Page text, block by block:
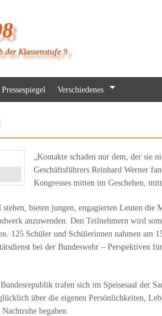
der Klassenstufe 9
Pressespiegel Verschiedenes
„Kontakte schaden nur dem, der sie
Geschäftsführers Reinhard Werner
Kongresses mitten im Geschehen,
bieten jungen, engagierten Leuten
anzuwenden. Den Teilnehmern wird
Schüler und Schülerinnen nahmen am
bei der Bundeswehr – Perspektiven
trafen sich im Speisesaal der
über die eigenen Persönlichkeiten,
begaben.